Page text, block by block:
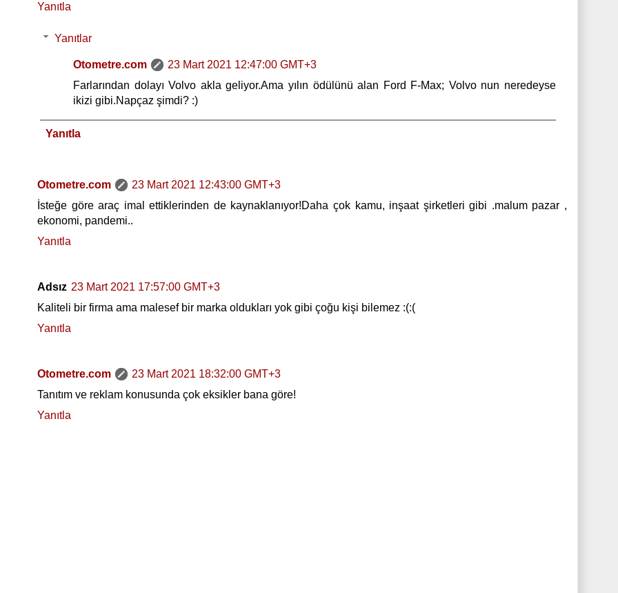
Yanıtla
Yanıtlar
Otometre.com
23 Mart 2021 12:47:00 GMT+3
Farlarından dolayı Volvo akla geliyor.Ama yılın ödülünü alan Ford F-Max; Volvo nun neredeyse
ikizi gibi.Napçaz şimdi? :)
Yanıtla
Otometre.com
23 Mart 2021 12:43:00 GMT+3
İsteğe göre araç imal ettiklerinden de kaynaklanıyor!Daha çok kamu, inşaat şirketleri gibi .malum pazar ,
ekonomi, pandemi..
Yanıtla
Adsız 23 Mart 2021 17:57:00 GMT+3
Kaliteli bir firma ama malesef bir marka oldukları yok gibi çoğu kişi bilemez :(:(
Yanıtla
Otometre.com
23 Mart 2021 18:32:00 GMT+3
Tanıtım ve reklam konusunda çok eksikler bana göre!
Yanıtla